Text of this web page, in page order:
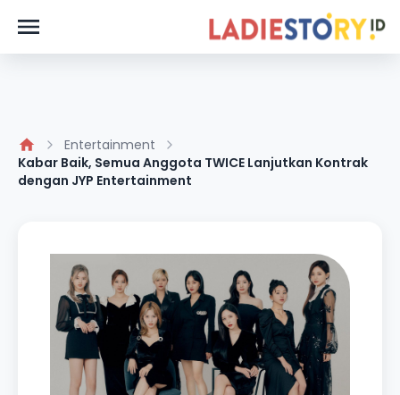
Entertainment
Kabar Baik, Semua Anggota TWICE Lanjutkan Kontrak
dengan JYP Entertainment